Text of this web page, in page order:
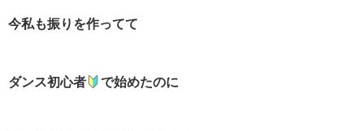
今私も振りを作ってて
ダンス初心者 で始めたのに